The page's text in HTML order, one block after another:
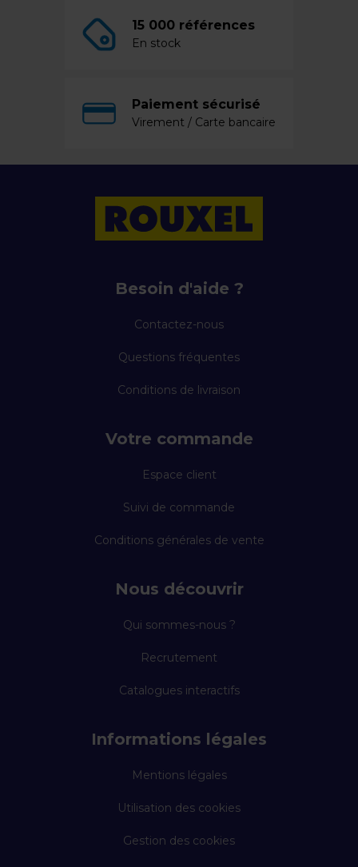
15 000 références
En stock
Paiement sécurisé
Virement / Carte bancaire
Besoin d'aide ?
Contactez-nous
Questions fréquentes
Conditions de livraison
Votre commande
Espace client
Suivi de commande
Conditions générales de vente
Nous découvrir
Qui sommes-nous ?
Recrutement
Catalogues interactifs
Informations légales
Mentions légales
Utilisation des cookies
Gestion des cookies